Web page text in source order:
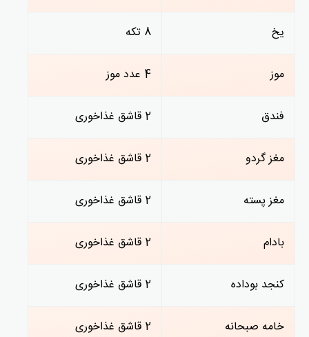
یخ 8 تکه
موز 4 عدد موز
فندق 2 قاشق غذاخوری
مغز گردو 2 قاشق غذاخوری
مغز پسته 2 قاشق غذاخوری
بادام 2 قاشق غذاخوری
کنجد بوداده 2 قاشق غذاخوری
خامه صبحانه 2 قاشق غذاخوری